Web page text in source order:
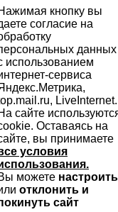
кнопку вы
согласие на
данных
использованием
сервиса
LiveInternet.
сайте
Оставаясь на
вы принимаете
условия
можете настроить
отклонить и
сайт